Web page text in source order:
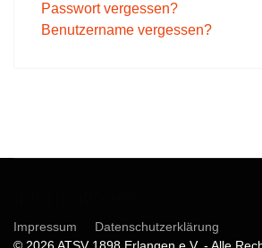
Passwort vergessen?
Benutzername vergessen?
Impressum
Datenschutzerklärung